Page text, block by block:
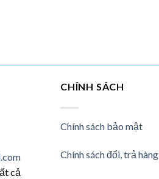
cả
CHÍNH SÁCH
Chính sách bảo mật
Chính sách đổi, trả hàng